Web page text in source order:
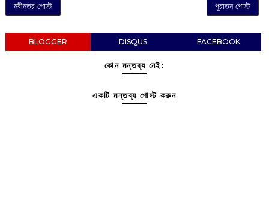
নবীনতর পোস্ট পুরাতন পোস্ট
BLOGGER DISQUS FACEBOOK
কোন মন্তব্য নেই:
একটি মন্তব্য পোস্ট করুন